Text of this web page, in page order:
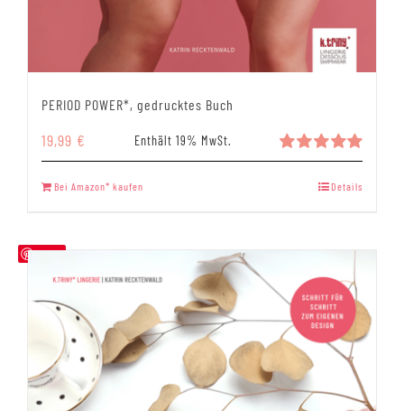
PERIOD POWER*, gedrucktes Buch
Bewertet
5.00
19,99 € Enthält 19% MwSt.
Bei Amazon* kaufen Details
Save